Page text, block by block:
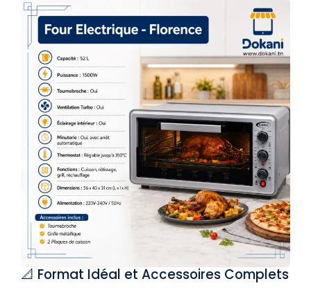
📐 Format Idéal et Accessoires Complets